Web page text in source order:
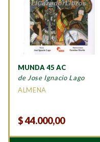
MUNDA 45 AC
de Jose Ignacio Lago
ALMENA
$44.000,00